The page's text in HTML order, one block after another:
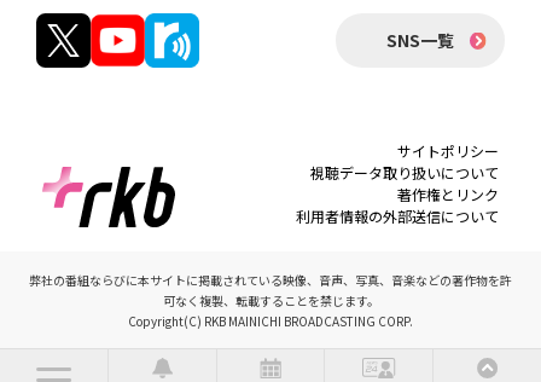
SNS一覧
サイトポリシー
視聴データ取り扱いについて
著作権とリンク
利用者情報の外部送信について
弊社の番組ならびに本サイトに掲載されている映像、音声、写真、音楽などの著作物を許
可なく複製、転載することを禁じます。
Copyright(C) RKB MAINICHI BROADCASTING CORP.